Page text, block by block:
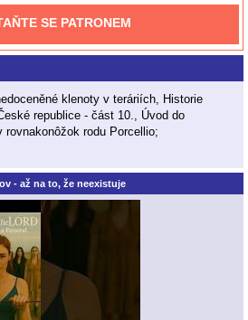
SE PATRONEM
klenoty v teráriích, Historie
republice - část 10., Úvod do
rodu Porcellio;
- až na to, že neexistuje